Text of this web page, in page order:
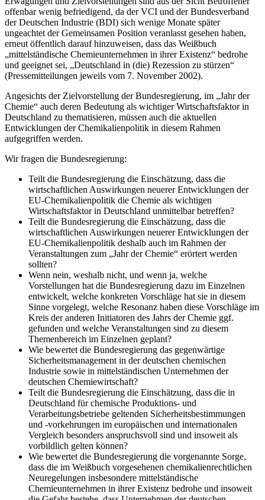
offenbar wenig befriedigend, da der VCI und der Bundesverband
der Deutschen Industrie (BDI) sich wenige Monate später
ungeachtet der Gemeinsamen Position veranlasst gesehen haben,
erneut öffentlich darauf hinzuweisen, dass das Weißbuch
„mittelständische Chemieunternehmen in ihrer Existenz“ bedrohe
und geeignet sei, „Deutschland in (die) Rezession zu stürzen“
(Pressemitteilungen jeweils vom 7. November 2002).
Angesichts der Zielvorstellung der Bundesregierung, im „Jahr der
Chemie“ auch deren Bedeutung als wichtiger Wirtschaftsfaktor in
Deutschland zu thematisieren, müssen auch die aktuellen
Entwicklungen der Chemikalienpolitik in diesem Rahmen
aufgegriffen werden.
Wir fragen die Bundesregierung:
Teilt die Bundesregierung die Einschätzung, dass die
wirtschaftlichen Auswirkungen neuerer Entwicklungen der
EU-Chemikalienpolitik die Chemie als wichtigen
Wirtschaftsfaktor in Deutschland unmittelbar betreffen?
Teilt die Bundesregierung die Einschätzung, dass die
wirtschaftlichen Auswirkungen neuerer Entwicklungen der
EU-Chemikalienpolitik deshalb auch im Rahmen der
Veranstaltungen zum „Jahr der Chemie“ erörtert werden
sollten?
Wenn nein, weshalb nicht, und wenn ja, welche
Vorstellungen hat die Bundesregierung dazu im Einzelnen
entwickelt, welche konkreten Vorschläge hat sie in diesem
Sinne vorgelegt, welche Resonanz haben diese Vorschläge im
Kreis der anderen Initiatoren des Jahrs der Chemie ggf.
gefunden und welche Veranstaltungen sind zu diesem
Themenbereich im Einzelnen geplant?
Wie bewertet die Bundesregierung das gegenwärtige
Sicherheitsmanagement in der deutschen chemischen
Industrie sowie in mittelständischen Unternehmen der
deutschen Chemiewirtschaft?
Teilt die Bundesregierung die Einschätzung, dass die in
Deutschland für chemische Produktions- und
Verarbeitungsbetriebe geltenden Sicherheitsbestimmungen
und -vorkehrungen im europäischen und internationalen
Vergleich besonders anspruchsvoll sind und insoweit als
vorbildlich gelten können?
Wie bewertet die Bundesregierung die vorgenannte Sorge,
dass die im Weißbuch vorgesehenen chemikalienrechtlichen
Neuregelungen insbesondere mittelständische
Chemieunternehmen in ihrer Existenz bedrohe und insoweit